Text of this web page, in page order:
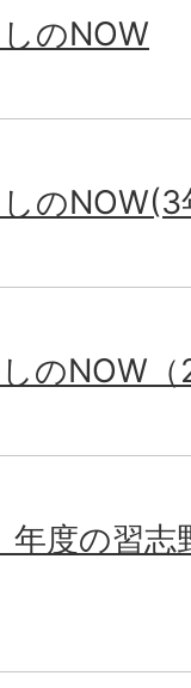
のNOW
の
のNOW
年度の習